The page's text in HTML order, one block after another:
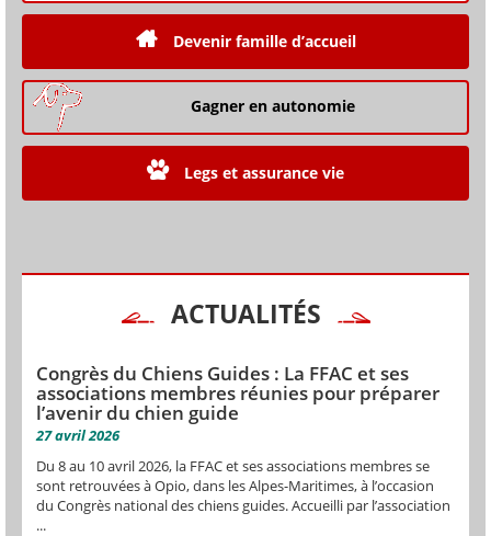
Devenir famille d’accueil
Gagner en autonomie
Legs et assurance vie
ACTUALITÉS
Congrès du Chiens Guides : La FFAC et ses
associations membres réunies pour préparer
l’avenir du chien guide
27 avril 2026
Du 8 au 10 avril 2026, la FFAC et ses associations membres se
sont retrouvées à Opio, dans les Alpes-Maritimes, à l’occasion
du Congrès national des chiens guides. Accueilli par l’association
...